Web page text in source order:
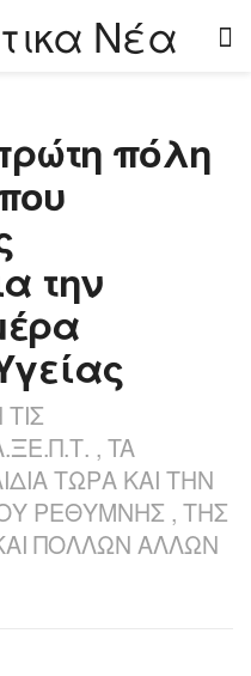
πόλη
την
, TA
ΤΩΡΑ ΚΑΙ ΤΗΝ
ΡΕΘΥΜΝΗΣ , ΤΗΣ
ΠΟΛΛΩΝ ΑΛΛΩΝ